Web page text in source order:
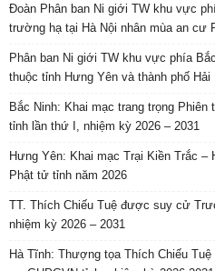
Đoàn Phân ban Ni giới TW khu vực
trường hạ tại Hà Nội nhân mùa an cư
Phân ban Ni giới TW khu vực phía
thuộc tỉnh Hưng Yên và thành phố Hải
Bắc Ninh: Khai mạc trang trọng
tỉnh lần thứ I, nhiệm kỳ 2026 – 2031
Hưng Yên: Khai mạc Trại Kiền Trắc –
Phật tử tỉnh năm 2026
TT. Thích Chiếu Tuệ được suy cử
nhiệm kỳ 2026 – 2031
Hà Tĩnh: Thượng tọa Thích Chiếu